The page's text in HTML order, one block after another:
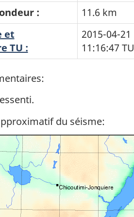
:
11.6 km
et
TU :
2015-04-21
11:16:47 TU
du séisme: